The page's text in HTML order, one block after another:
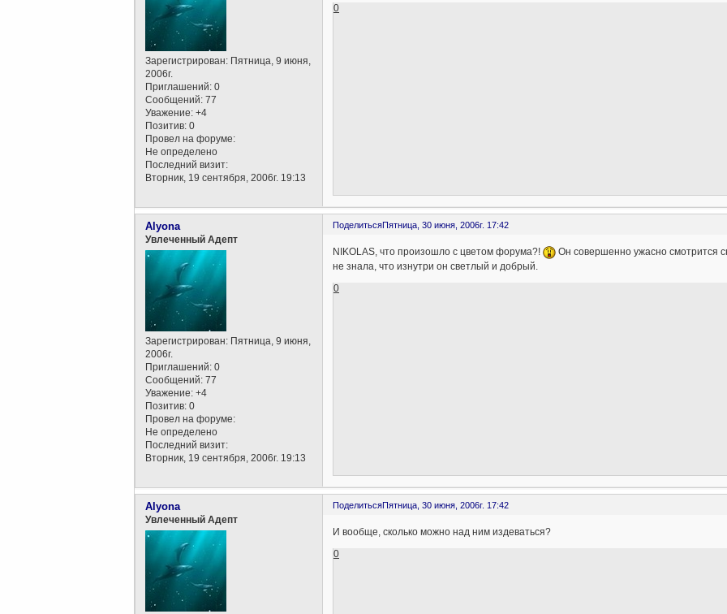
Зарегистрирован: Пятница, 9 июня,
2006г.
Приглашений: 0
Сообщений: 77
Уважение: +4
Позитив: 0
Провел на форуме:
Не определено
Последний визит:
Вторник, 19 сентября, 2006г. 19:13
0
ПоделитьсяПятница, 30 июня, 2006г. 17:42
Alyona
Увлеченный Адепт
Зарегистрирован: Пятница, 9 июня,
2006г.
Приглашений: 0
Сообщений: 77
Уважение: +4
Позитив: 0
Провел на форуме:
Не определено
Последний визит:
Вторник, 19 сентября, 2006г. 19:13
NIKOLAS, что произошло с цветом форума?!
Он совершенно ужасно смотрится
не знала, что изнутри он светлый и добрый.
0
ПоделитьсяПятница, 30 июня, 2006г. 17:42
Alyona
Увлеченный Адепт
И вообще, сколько можно над ним издеваться?
0